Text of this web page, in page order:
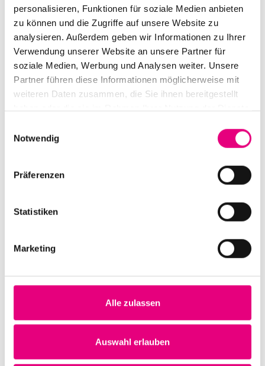
personalisieren, Funktionen für soziale Medien anbieten
zu können und die Zugriffe auf unsere Website zu
analysieren. Außerdem geben wir Informationen zu Ihrer
Verwendung unserer Website an unsere Partner für
soziale Medien, Werbung und Analysen weiter. Unsere
Partner führen diese Informationen möglicherweise mit
weiteren Daten zusammen, die Sie ihnen bereitgestellt
Notwendig
Präferenzen
Statistiken
Marketing
Alle zulassen
Auswahl erlauben
Das hat etwas Flirrendes, manchmal Verwirrendes, und
den Zuhörer:innen wird eine aufregende Aufgabe zuteil:
Konstruktion und Negation als Prozess
zusammenzudenken, die Harmonien in deren
Zersetzung mitzuhören, das Unvertraute als utopische
Suche nach einer anderen Sprache zu verstehen –
kurzum: als großes Abenteuer.
Einlass:
Ort:Betriebswerk, Am Bahnbetriebswerk 5,
Heidelberg, Baden-Württemberg, 69115,
Tickets:29,60 EUR